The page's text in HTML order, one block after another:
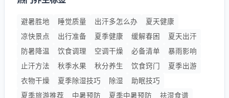
避暑胜地 睡觉质量 出汗多怎么办
夏天健康
凉快景点
出行准备 夏季健康 缓解春困
夏天出汗
防暑降温
饮食调理 空调干燥 必备清单
暴雨影响
止汗方法
秋季水果 秋分养生 饮食窍门
夏季出游
衣物干燥
夏季除湿技巧 除湿
助眠技巧
夏季旅游推荐
中暑预防 夏季中暑预防 祛湿食谱